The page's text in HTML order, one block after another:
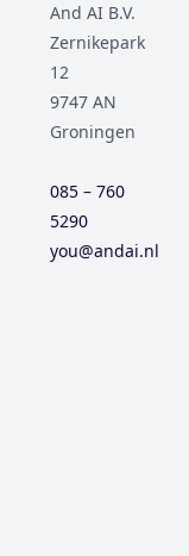
And AI B.V.
Zernikepark
12
9747 AN
Groningen
085 – 760
5290
you@andai.nl